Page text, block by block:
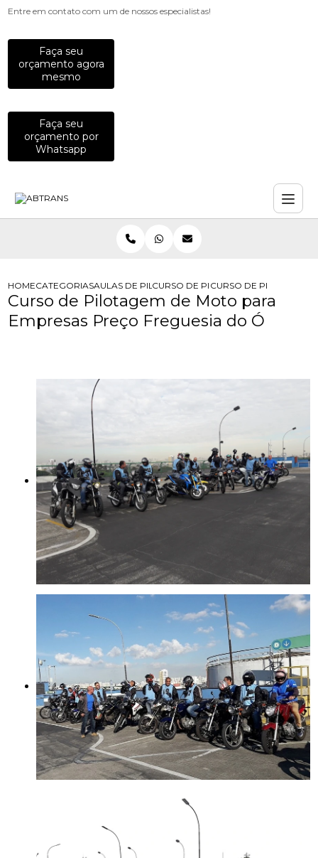
Entre em contato com um de nossos especialistas!
Faça seu
orçamento agora
mesmo
Faça seu
orçamento por
Whatsapp
HOMECATEGORIASAULAS DE PILOTAGEM PARA EMPRESAS
CURSO DE PILOTAGEM DE MOTO
CURSO DE PILOTAGEM
Curso de Pilotagem de Moto para
Empresas Preço Freguesia do Ó